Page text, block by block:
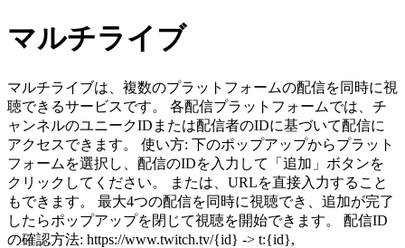
マルチライブ
マルチライブは、複数のプラットフォームの配信を同時に視
聴できるサービスです。 各配信プラットフォームでは、チ
ャンネルのユニークIDまたは配信者のIDに基づいて配信に
アクセスできます。 使い方: 下のポップアップからプラット
フォームを選択し、配信のIDを入力して「追加」ボタンを
クリックしてください。 または、URLを直接入力すること
もできます。 最大4つの配信を同時に視聴でき、追加が完了
したらポップアップを閉じて視聴を開始できます。 配信ID
の確認方法: https://www.twitch.tv/{id} -> t:{id},